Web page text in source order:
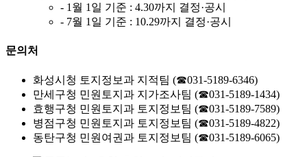
- 1월 1일 기준 : 4.30까지 결정·공시
- 7월 1일 기준 : 10.29까지 결정·공시
문의처
화성시청 토지정보과 지적팀 (☎031-5189-6346)
만세구청 민원토지과 지가조사팀 (☎031-5189-1434)
효행구청 민원토지과 토지정보팀 (☎031-5189-7589)
병점구청 민원토지과 토지정보팀 (☎031-5189-4822)
동탄구청 민원여권과 토지정보팀 (☎031-5189-6065)